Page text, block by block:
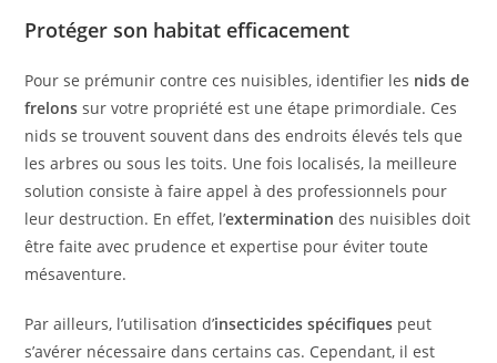
Protéger son habitat efficacement
Pour se prémunir contre ces nuisibles, identifier les nids de
frelons sur votre propriété est une étape primordiale. Ces
nids se trouvent souvent dans des endroits élevés tels que
les arbres ou sous les toits. Une fois localisés, la meilleure
solution consiste à faire appel à des professionnels pour
leur destruction. En effet, l’extermination des nuisibles doit
être faite avec prudence et expertise pour éviter toute
mésaventure.
Par ailleurs, l’utilisation d’insecticides spécifiques peut
s’avérer nécessaire dans certains cas. Cependant, il est